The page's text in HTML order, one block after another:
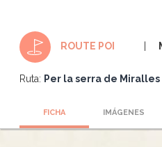
ROUTE POI
Ruta: Per la serra de Miralles
FICHA IMÁGENES